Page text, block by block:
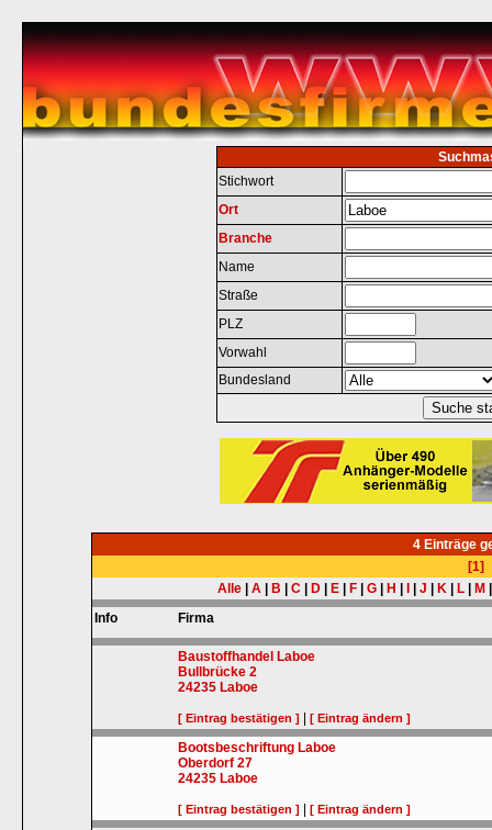
Stichwort
Ort
Branche
Name
Straße
PLZ
Vorwahl
Bundesland
4 Einträge
[1]
Alle
A B C D E F G H J K L M
Info
Firma
Baustoffhandel Laboe
Bullbrücke 2
24235 Laboe
[ Eintrag bestätigen ] |[ Eintrag ändern ]
Bootsbeschriftung Laboe
Oberdorf 27
24235 Laboe
[ Eintrag bestätigen ] |[ Eintrag ändern ]